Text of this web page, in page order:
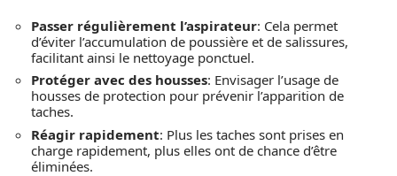
Passer régulièrement l’aspirateur: Cela permet
d’éviter l’accumulation de poussière et de salissures,
facilitant ainsi le nettoyage ponctuel.
Protéger avec des housses: Envisager l’usage de
housses de protection pour prévenir l’apparition de
taches.
Réagir rapidement: Plus les taches sont prises en
charge rapidement, plus elles ont de chance d’être
éliminées.